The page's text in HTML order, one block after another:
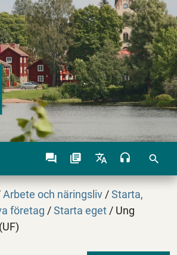
search
Arbete och näringsliv / Starta,
företag / Starta eget / Ung